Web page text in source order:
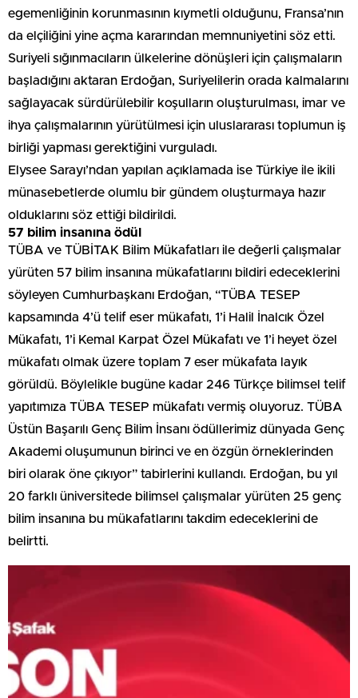
egemenliğinin korunmasının kıymetli olduğunu, Fransa’nın
da elçiliğini yine açma kararından memnuniyetini söz etti.
Suriyeli sığınmacıların ülkelerine dönüşleri için çalışmaların
başladığını aktaran Erdoğan, Suriyelilerin orada kalmalarını
sağlayacak sürdürülebilir koşulların oluşturulması, imar ve
ihya çalışmalarının yürütülmesi için uluslararası toplumun iş
birliği yapması gerektiğini vurguladı.
Elysee Sarayı’ndan yapılan açıklamada ise Türkiye ile ikili
münasebetlerde olumlu bir gündem oluşturmaya hazır
olduklarını söz ettiği bildirildi.
57 bilim insanına ödül
TÜBA ve TÜBİTAK Bilim Mükafatları ile değerli çalışmalar
yürüten 57 bilim insanına mükafatlarını bildiri edeceklerini
söyleyen Cumhurbaşkanı Erdoğan, “TÜBA TESEP
kapsamında 4’ü telif eser mükafatı, 1’i Halil İnalcık Özel
Mükafatı, 1’i Kemal Karpat Özel Mükafatı ve 1’i heyet özel
mükafatı olmak üzere toplam 7 eser mükafata layık
görüldü. Böylelikle bugüne kadar 246 Türkçe bilimsel telif
yapıtımıza TÜBA TESEP mükafatı vermiş oluyoruz. TÜBA
Üstün Başarılı Genç Bilim İnsanı ödüllerimiz dünyada Genç
Akademi oluşumunun birinci ve en özgün örneklerinden
biri olarak öne çıkıyor” tabirlerini kullandı. Erdoğan, bu yıl
20 farklı üniversitede bilimsel çalışmalar yürüten 25 genç
bilim insanına bu mükafatlarını takdim edeceklerini de
belirtti.